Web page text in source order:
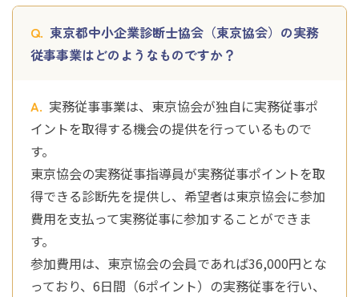
東京都中小企業診断士協会（東京協会）の実務
従事事業はどのようなものですか？
実務従事事業は、東京協会が独自に実務従事ポ
イントを取得する機会の提供を行っているもので
す。
東京協会の実務従事指導員が実務従事ポイントを取
得できる診断先を提供し、希望者は東京協会に参加
費用を支払って実務従事に参加することができま
す。
参加費用は、東京協会の会員であれば36,000円とな
っており、6日間（6ポイント）の実務従事を行い、